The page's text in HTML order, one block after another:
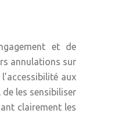
et de
annulations sur
aux
les sensibiliser
clairement les